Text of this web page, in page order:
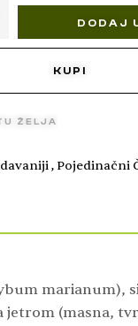
DODAJ
KUPI
ŽELJA
, Pojedinačni
marianum),
jetrom (masna,